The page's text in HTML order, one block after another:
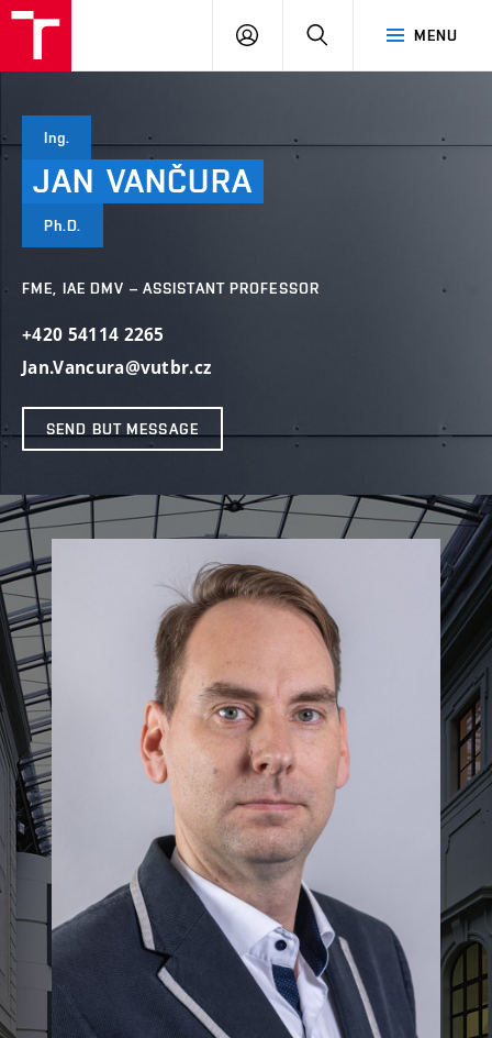
MENU
LOG
SEARCH
Ing.
JAN VANČURA
Ph.D.
FME, IAE DMV – ASSISTANT PROFESSOR
+420 54114 2265
Jan.Vancura@vutbr.cz
SEND BUT MESSAGE